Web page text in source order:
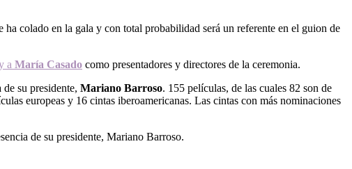
ha colado en la gala y con total probabilidad será un referente en el guion de
a María Casado como presentadores y directores de la ceremonia.
su presidente, Mariano Barroso. 155 películas, de las cuales 82 son de
europeas y 16 cintas iberoamericanas. Las cintas con más nominaciones